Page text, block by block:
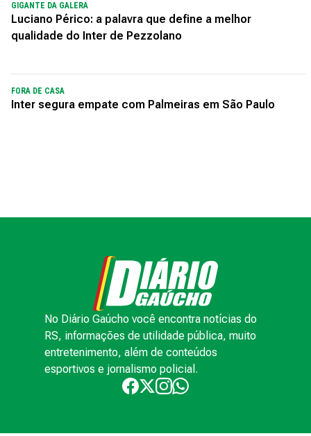
GIGANTE DA GALERA
Luciano Périco: a palavra que define a melhor
qualidade do Inter de Pezzolano
FORA DE CASA
Inter segura empate com Palmeiras em São Paulo
No Diário Gaúcho você encontra notícias do
RS, informações de utilidade pública, muito
entretenimento, além de conteúdos
esportivos e jornalismo policial.